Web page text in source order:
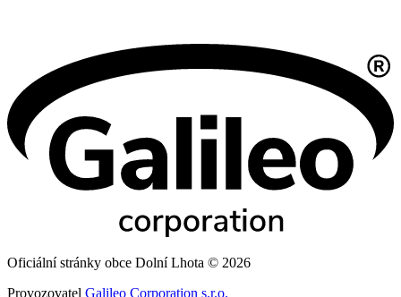
Oficiální stránky obce Dolní Lhota © 2026
Provozovatel Galileo Corporation s.r.o.